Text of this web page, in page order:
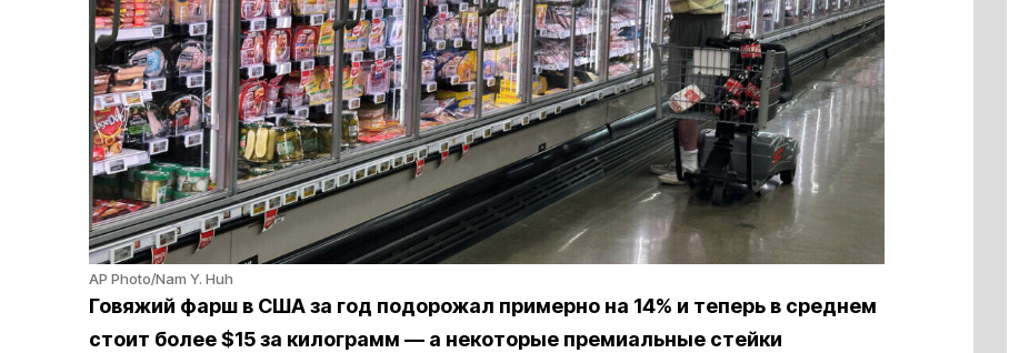
AP Photo/Nam Y. Huh
Говяжий фарш в США за год подорожал примерно на 14% и теперь в среднем
стоит более $15 за килограмм — а некоторые премиальные стейки